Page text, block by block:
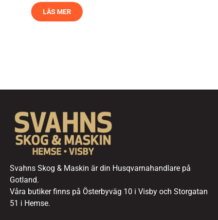
LÄS MER
Svahns Skog & Maskin är din Husqvarnahandlare på
Gotland.
Våra butiker finns på Österbyväg 10 i Visby och Storgatan
51 i Hemse.